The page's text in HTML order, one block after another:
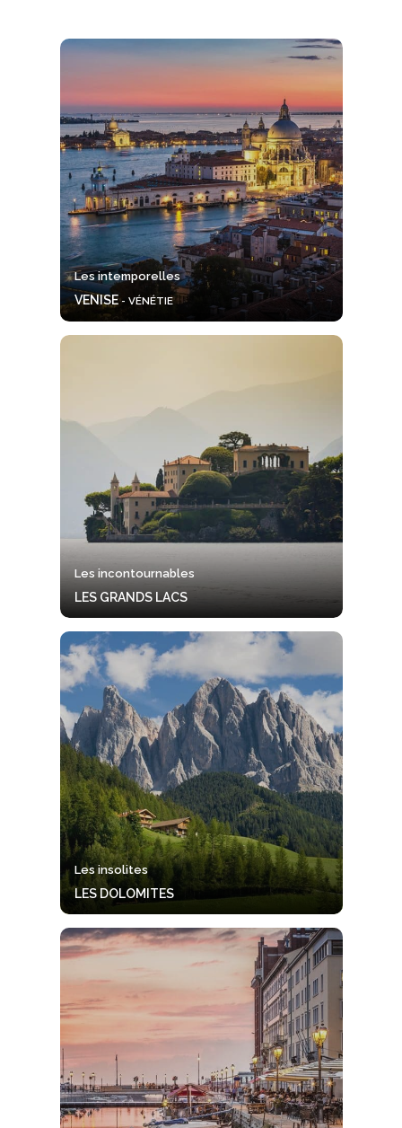
Les intemporelles
VENISE- VÉNÉTIE
Les incontournables
LES GRANDS LACS
Les insolites
LES DOLOMITES